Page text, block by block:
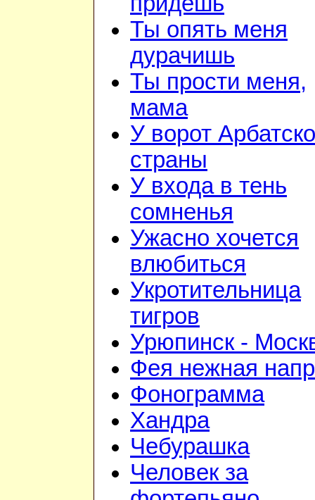
Ты опять меня
дурачишь
Ты прости меня,
мама
У ворот
страны
У входа в тень
сомненья
Ужасно хочется
влюбиться
Укротительница
тигров
Урюпинск -
Фея нежная
Фонограмма
Хандра
Чебурашка
Человек за